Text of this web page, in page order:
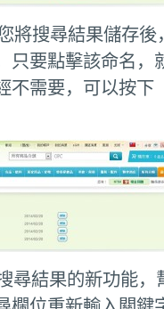
將搜尋結果儲存後
只要點擊該命名，
不需要，可以按下
尋結果的新功能，